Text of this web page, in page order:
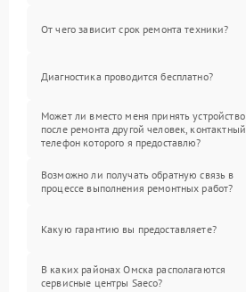
От чего зависит срок ремонта техники?
Диагностика проводится бесплатно?
Может ли вместо меня принять устройство
после ремонта другой человек, контактный
телефон которого я предоставлю?
Возможно ли получать обратную связь в
процессе выполнения ремонтных работ?
Какую гарантию вы предоставляете?
В каких районах Омска располагаются
сервисные центры Saeco?